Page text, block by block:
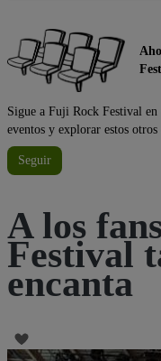
Sigue a Fuji Rock Festival en
eventos y explorar estos otros
Seguir
A los
Festival
encanta